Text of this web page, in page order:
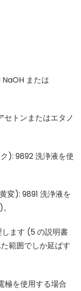
または
トンまたはエタノ
): 9892 洗浄液を使
変): 9891 洗浄液を
ます (5 の説明書
範囲でしか延ばす
極を使用する場合